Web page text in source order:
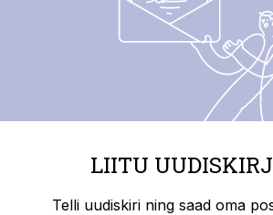
LIITU
Telli uudiskiri ning saad oma